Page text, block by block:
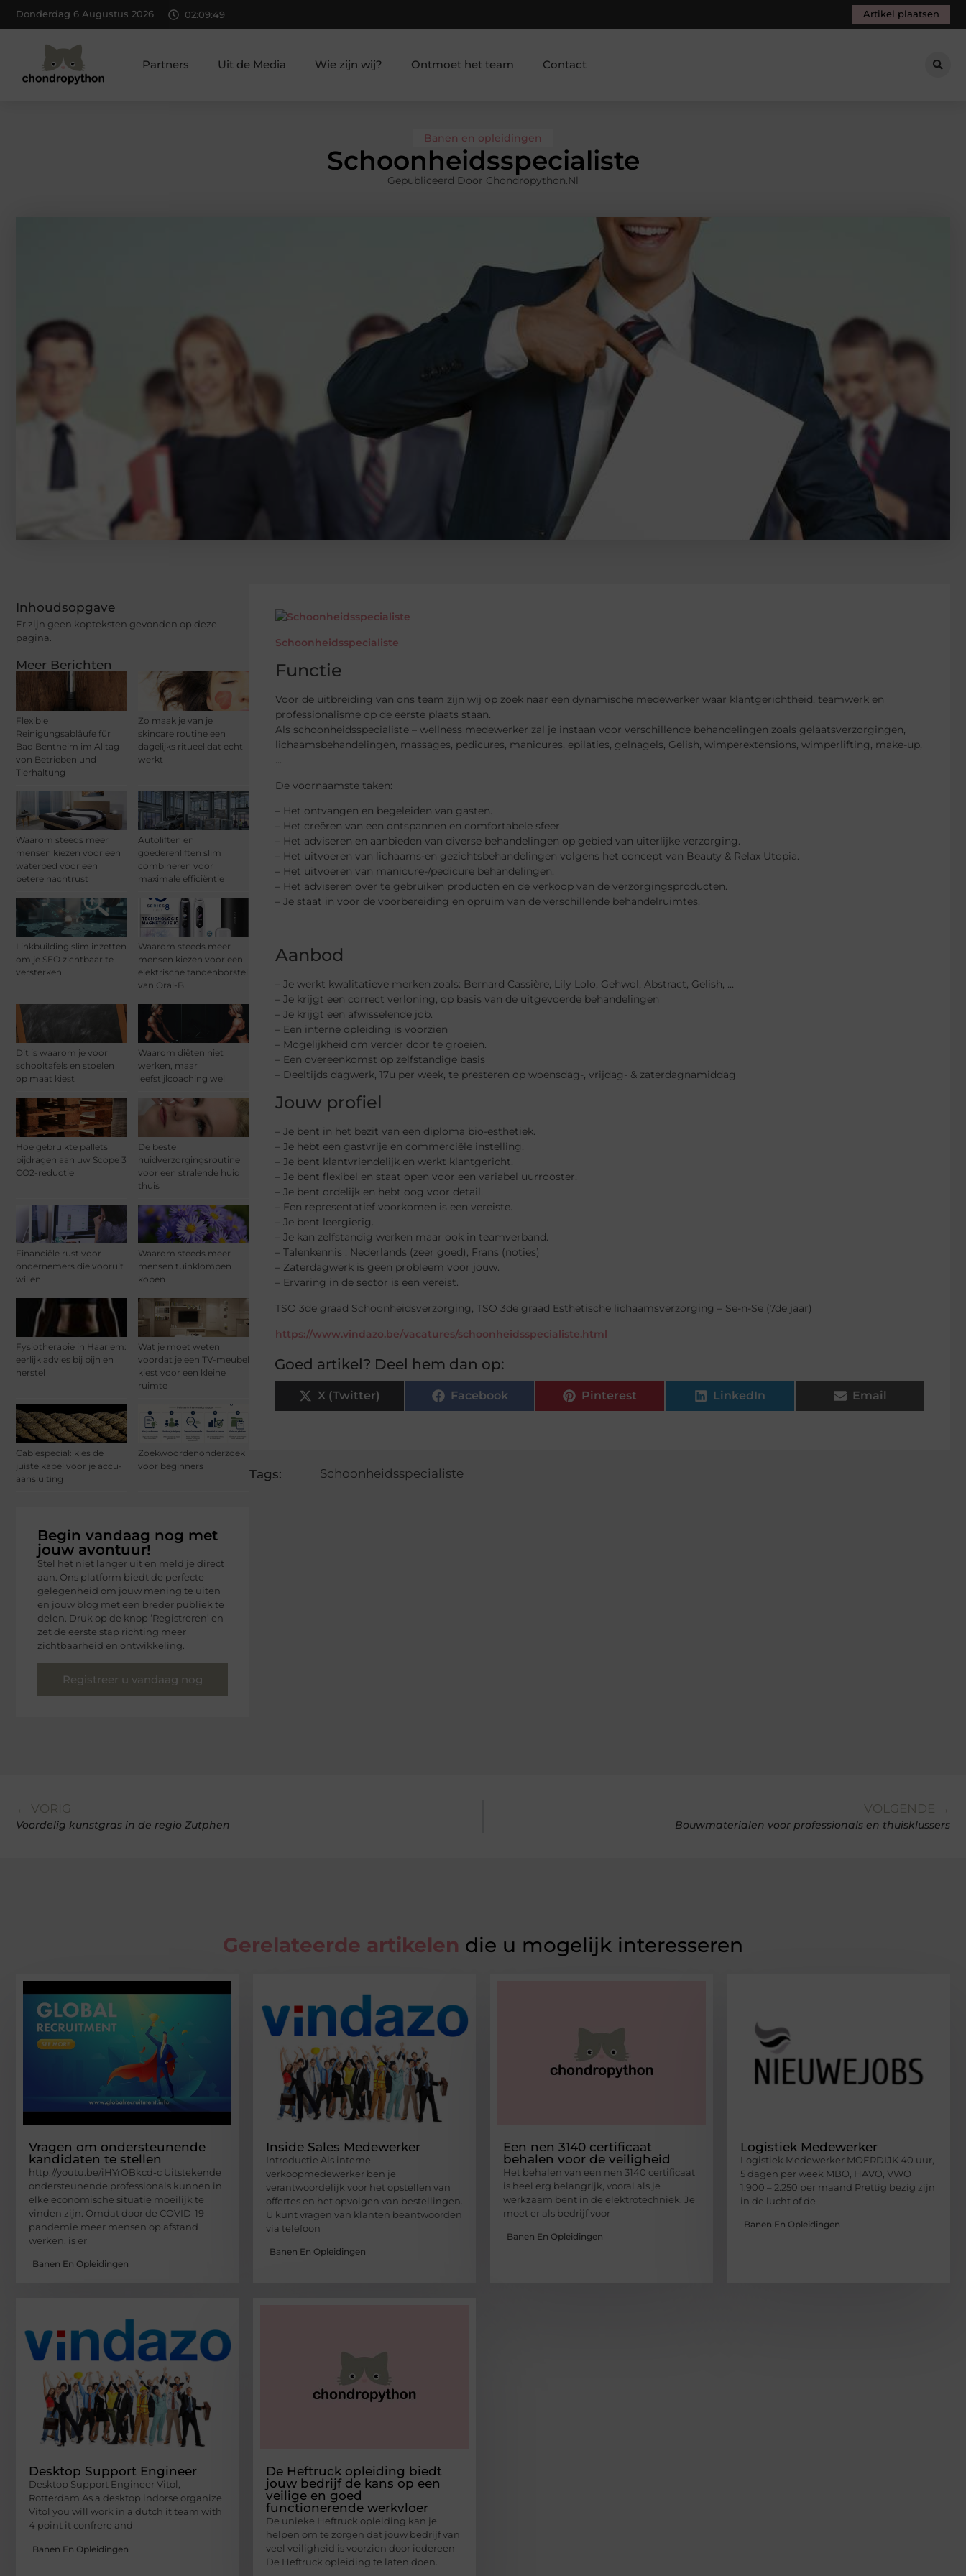
Donderdag 6 Augustus 2026 02:09:50 Artikel plaatsen
Partners Uit de Media Wie zijn wij? Ontmoet het team Contact
Banen en opleidingen
Schoonheidsspecialiste
Gepubliceerd Door Chondropython.nl
Inhoudsopgave
Er zijn geen kopteksten gevonden op deze
pagina.
Meer Berichten
Flexible
Reinigungsabläufe für
Bad Bentheim im Alltag
von Betrieben und
Tierhaltung
Zo maak je van je
skincare routine een
dagelijks ritueel dat echt
werkt
Waarom steeds meer
mensen kiezen voor een
waterbed voor een
betere nachtrust
Autoliften en
goederenliften slim
combineren voor
maximale efficiëntie
Linkbuilding slim inzetten
om je SEO zichtbaar te
versterken
Waarom steeds meer
mensen kiezen voor een
elektrische tandenborstel
van Oral-B
Dit is waarom je voor
schooltafels en stoelen
op maat kiest
Waarom diëten niet
werken, maar
leefstijlcoaching wel
Hoe gebruikte pallets
bijdragen aan uw Scope 3
CO2-reductie
De beste
huidverzorgingsroutine
voor een stralende huid
thuis
Financiële rust voor
ondernemers die vooruit
willen
Waarom steeds meer
mensen tuinklompen
kopen
Fysiotherapie in Haarlem:
eerlijk advies bij pijn en
herstel
Wat je moet weten
voordat je een TV-meubel
kiest voor een kleine
ruimte
Cablespecial: kies de
juiste kabel voor je accu-
aansluiting
Zoekwoordenonderzoek
voor beginners
Begin vandaag nog met
jouw avontuur!
Stel het niet langer uit en meld je direct
aan. Ons platform biedt de perfecte
gelegenheid om jouw mening te uiten
en jouw blog met een breder publiek te
delen. Druk op de knop ‘Registreren’ en
zet de eerste stap richting meer
zichtbaarheid en ontwikkeling.
Registreer u vandaag nog
Schoonheidsspecialiste
Functie
Voor de uitbreiding van ons team zijn wij op zoek naar een dynamische medewerker waar klantgerichtheid, teamwerk en
professionalisme op de eerste plaats staan.
Als schoonheidsspecialiste – wellness medewerker zal je instaan voor verschillende behandelingen zoals gelaatsverzorgingen,
lichaamsbehandelingen, massages, pedicures, manicures, epilaties, gelnagels, Gelish, wimperextensions, wimperlifting, make-up,
…
De voornaamste taken:
– Het ontvangen en begeleiden van gasten.
– Het creëren van een ontspannen en comfortabele sfeer.
– Het adviseren en aanbieden van diverse behandelingen op gebied van uiterlijke verzorging.
– Het uitvoeren van lichaams-en gezichtsbehandelingen volgens het concept van Beauty & Relax Utopia.
– Het uitvoeren van manicure-/pedicure behandelingen.
– Het adviseren over te gebruiken producten en de verkoop van de verzorgingsproducten.
– Je staat in voor de voorbereiding en opruim van de verschillende behandelruimtes.
Aanbod
– Je werkt kwalitatieve merken zoals: Bernard Cassière, Lily Lolo, Gehwol, Abstract, Gelish, …
– Je krijgt een correct verloning, op basis van de uitgevoerde behandelingen
– Je krijgt een afwisselende job.
– Een interne opleiding is voorzien
– Mogelijkheid om verder door te groeien.
– Een overeenkomst op zelfstandige basis
– Deeltijds dagwerk, 17u per week, te presteren op woensdag-, vrijdag- & zaterdagnamiddag
Jouw profiel
– Je bent in het bezit van een diploma bio-esthetiek.
– Je hebt een gastvrije en commerciële instelling.
– Je bent klantvriendelijk en werkt klantgericht.
– Je bent flexibel en staat open voor een variabel uurrooster.
– Je bent ordelijk en hebt oog voor detail.
– Een representatief voorkomen is een vereiste.
– Je bent leergierig.
– Je kan zelfstandig werken maar ook in teamverband.
– Talenkennis : Nederlands (zeer goed), Frans (noties)
– Zaterdagwerk is geen probleem voor jouw.
– Ervaring in de sector is een vereist.
TSO 3de graad Schoonheidsverzorging, TSO 3de graad Esthetische lichaamsverzorging – Se-n-Se (7de jaar)
https://www.vindazo.be/vacatures/schoonheidsspecialiste.html
Goed artikel? Deel hem dan op:
X (Twitter) Facebook Pinterest LinkedIn Email
Tags: Schoonheidsspecialiste
← VORIG
Voordelig kunstgras in de regio Zutphen
VOLGENDE →
Bouwmaterialen voor professionals en thuisklussers
Gerelateerde artikelen die u mogelijk interesseren
Vragen om ondersteunende
kandidaten te stellen
http://youtu.be/iHYrOBkcd-c Uitstekende
ondersteunende professionals kunnen in
elke economische situatie moeilijk te
vinden zijn. Omdat door de COVID-19
pandemie meer mensen op afstand
werken, is er
Banen En Opleidingen
Inside Sales Medewerker
Introductie Als interne
verkoopmedewerker ben je
verantwoordelijk voor het opstellen van
offertes en het opvolgen van bestellingen.
U kunt vragen van klanten beantwoorden
via telefoon
Banen En Opleidingen
Een nen 3140 certificaat
behalen voor de veiligheid
Het behalen van een nen 3140 certificaat
is heel erg belangrijk, vooral als je
werkzaam bent in de elektrotechniek. Je
moet er als bedrijf voor
Banen En Opleidingen
Logistiek Medewerker
Logistiek Medewerker MOERDIJK 40 uur,
5 dagen per week MBO, HAVO, VWO
1.900 – 2.250 per maand Prettig bezig zijn
in de lucht of de
Banen En Opleidingen
Desktop Support Engineer
Desktop Support Engineer Vitol,
Rotterdam As a desktop indorse organize
Vitol you will work in a dutch it team with
4 point it confrere and
Banen En Opleidingen
De Heftruck opleiding biedt
jouw bedrijf de kans op een
veilige en goed
functionerende werkvloer
De unieke Heftruck opleiding kan je
helpen om te zorgen dat jouw bedrijf van
veel veiligheid is voorzien door iedereen
De Heftruck opleiding te laten doen.